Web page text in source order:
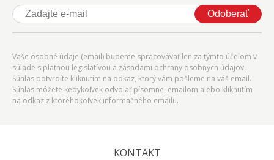
Odoberať
Vaše osobné údaje (email) budeme spracovávať len za týmto účelom v
súlade s platnou legislatívou a zásadami ochrany osobných údajov.
Súhlas potvrdíte kliknutím na odkaz, ktorý vám pošleme na váš email.
Súhlas môžete kedykoľvek odvolať písomne, emailom alebo kliknutím
na odkaz z ktoréhokoľvek informačného emailu.
KONTAKT